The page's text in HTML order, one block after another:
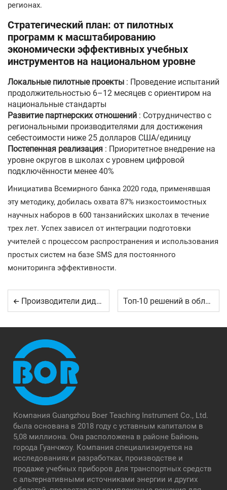
регионах.
Стратегический план: от пилотных
программ к масштабированию
экономически эффективных учебных
инструментов на национальном уровне
Локальные пилотные проекты : Проведение испытаний
продолжительностью 6–12 месяцев с ориентиром на
национальные стандарты
Развитие партнерских отношений : Сотрудничество с
региональными производителями для достижения
себестоимости ниже 25 долларов США/единицу
Постепенная реализация : Приоритетное внедрение на
уровне округов в школах с уровнем цифровой
подключённости менее 40%
Инициатива Всемирного банка 2020 года, применявшая
эту методику, добилась охвата 87% низкостоимостных
научных наборов в 600 танзанийских школах в течение
трех лет. Успех зависел от интеграции подготовки
учителей с процессом распространения и использования
простых систем на базе SMS для постоянного
мониторинга эффективности.
Производители дидактического оборудования: что их отличает Топ-10 решений в области учебного оборудования для инженерных школ
Компания Guangzhou Boer Teaching Instrument Co., Ltd.
была основана в 2018 году с уставным капиталом в
5,08 миллиона. Она расположена в районе Байюнь
города Гуанчжоу. Компания специализируется на
исследованиях и разработках, производстве и
продаже учебных приборов для транспортных средств
с альтернативными источниками энергии и других